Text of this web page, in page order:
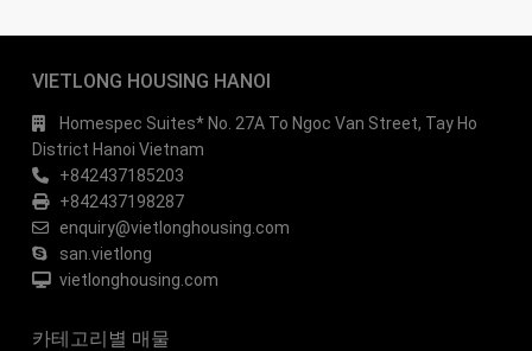
VIETLONG HOUSING HANOI
Homespec Suites* No. 27A To Ngoc Van Street, Tay Ho
District Hanoi Vietnam
+842437185203
+842437198287
enquiry@vietlonghousing.com
san.vietlong
vietlonghousing.com
카테고리별 매물